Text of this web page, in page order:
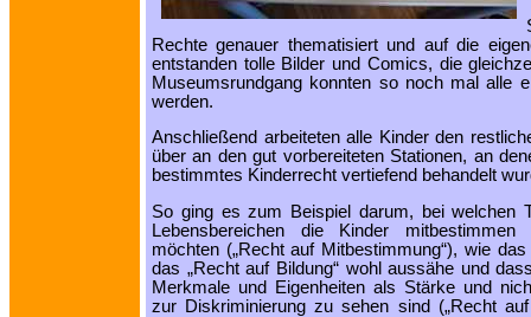
Rechte genauer thematisiert und auf die
entstanden tolle Bilder und Comics, die
Museumsrundgang konnten so noch mal alle
werden.
Anschließend arbeiteten alle Kinder den
über an den gut vorbereiteten Stationen, an
bestimmtes Kinderrecht vertiefend behandelt
So ging es zum Beispiel darum, bei welchen
Lebensbereichen die Kinder mitbestimmen
möchten („Recht auf Mitbestimmung“), wie
das „Recht auf Bildung“ wohl aussähe und
Merkmale und Eigenheiten als Stärke und
zur Diskriminierung zu sehen sind („Recht